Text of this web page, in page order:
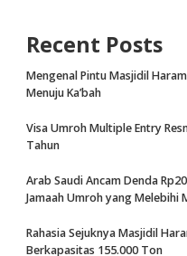
Recent Posts
Mengenal Pintu Masjidil
Menuju Ka’bah
Visa Umroh Multiple Entry
Tahun
Arab Saudi Ancam Denda
Jamaah Umroh yang Melebihi
Rahasia Sejuknya Masjidil
Berkapasitas 155.000 Ton